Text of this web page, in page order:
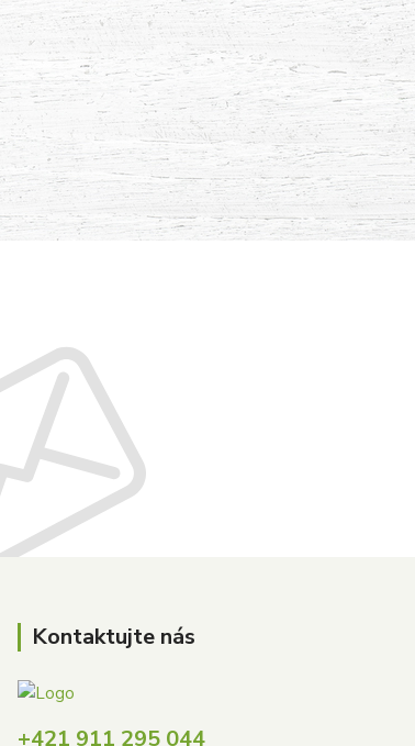
Kontaktujte nás
+421 911 295 044